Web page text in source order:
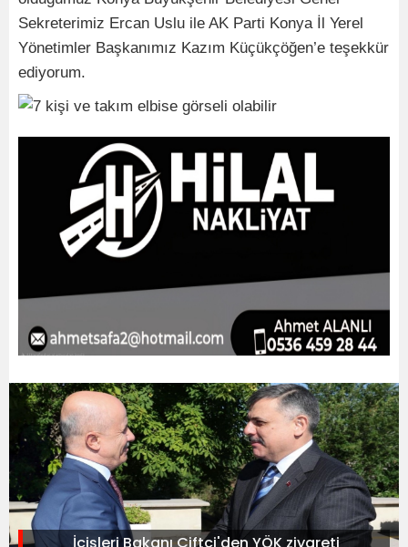
Sekreterimiz Ercan Uslu ile AK Parti Konya İl Yerel
Yönetimler Başkanımız Kazım Küçükçöğen’e teşekkür
ediyorum.
İçişleri Bakanı Çiftçi'den YÖK ziyareti